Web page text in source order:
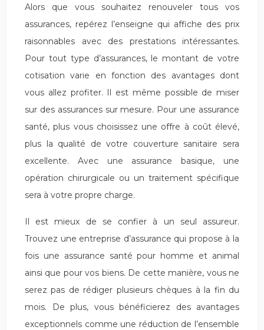
Alors que vous souhaitez renouveler tous vos
assurances, repérez l’enseigne qui affiche des prix
raisonnables avec des prestations intéressantes.
Pour tout type d’assurances, le montant de votre
cotisation varie en fonction des avantages dont
vous allez profiter. Il est même possible de miser
sur des assurances sur mesure. Pour une assurance
santé, plus vous choisissez une offre à coût élevé,
plus la qualité de votre couverture sanitaire sera
excellente. Avec une assurance basique, une
opération chirurgicale ou un traitement spécifique
sera à votre propre charge.
Il est mieux de se confier à un seul assureur.
Trouvez une entreprise d’assurance qui propose à la
fois une assurance santé pour homme et animal
ainsi que pour vos biens. De cette manière, vous ne
serez pas de rédiger plusieurs chèques à la fin du
mois. De plus, vous bénéficierez des avantages
exceptionnels comme une réduction de l’ensemble